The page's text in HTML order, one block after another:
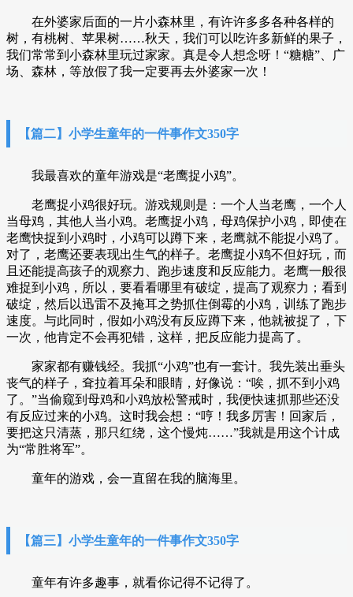
在外婆家后面的一片小森林里，有许许多多各种各样的
树，有桃树、苹果树……秋天，我们可以吃许多新鲜的果子，
我们常常到小森林里玩过家家。真是令人想念呀！“糖糖”、广
场、森林，等放假了我一定要再去外婆家一次！
【篇二】小学生童年的一件事作文350字
我最喜欢的童年游戏是“老鹰捉小鸡”。
老鹰捉小鸡很好玩。游戏规则是：一个人当老鹰，一个人
当母鸡，其他人当小鸡。老鹰捉小鸡，母鸡保护小鸡，即使在
老鹰快捉到小鸡时，小鸡可以蹲下来，老鹰就不能捉小鸡了。
对了，老鹰还要表现出生气的样子。老鹰捉小鸡不但好玩，而
且还能提高孩子的观察力、跑步速度和反应能力。老鹰一般很
难捉到小鸡，所以，要看看哪里有破绽，提高了观察力；看到
破绽，然后以迅雷不及掩耳之势抓住倒霉的小鸡，训练了跑步
速度。与此同时，假如小鸡没有反应蹲下来，他就被捉了，下
一次，他肯定不会再犯错，这样，把反应能力提高了。
家家都有赚钱经。我抓“小鸡”也有一套计。我先装出垂头
丧气的样子，耷拉着耳朵和眼睛，好像说：“唉，抓不到小鸡
了。”当偷窥到母鸡和小鸡放松警戒时，我便快速抓那些还没
有反应过来的小鸡。这时我会想：“哼！我多厉害！回家后，
要把这只清蒸，那只红绕，这个慢炖……”我就是用这个计成
为“常胜将军”。
童年的游戏，会一直留在我的脑海里。
【篇三】小学生童年的一件事作文350字
童年有许多趣事，就看你记得不记得了。